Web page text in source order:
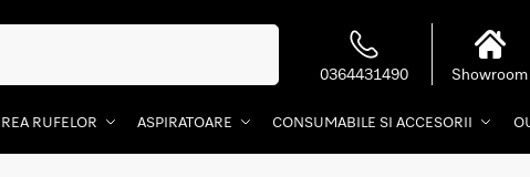
0364431490 Showroom
RUFELOR ASPIRATOARE CONSUMABILE SI ACCESORII